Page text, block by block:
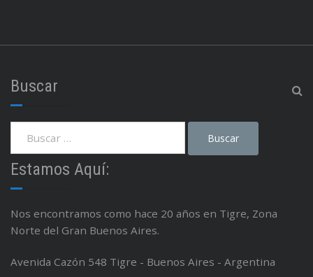
Buscar
Estamos Aquí:
Nos encontramos como hace 20 años en Tigre, Zona
Norte del Gran Buenos Aires.
Avenida Cazón 548 Tigre - Buenos Aires - Argentina